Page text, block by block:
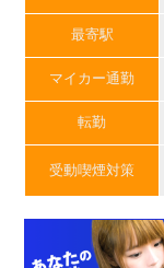
最寄駅
マイカー通勤
転勤
受動喫煙対策